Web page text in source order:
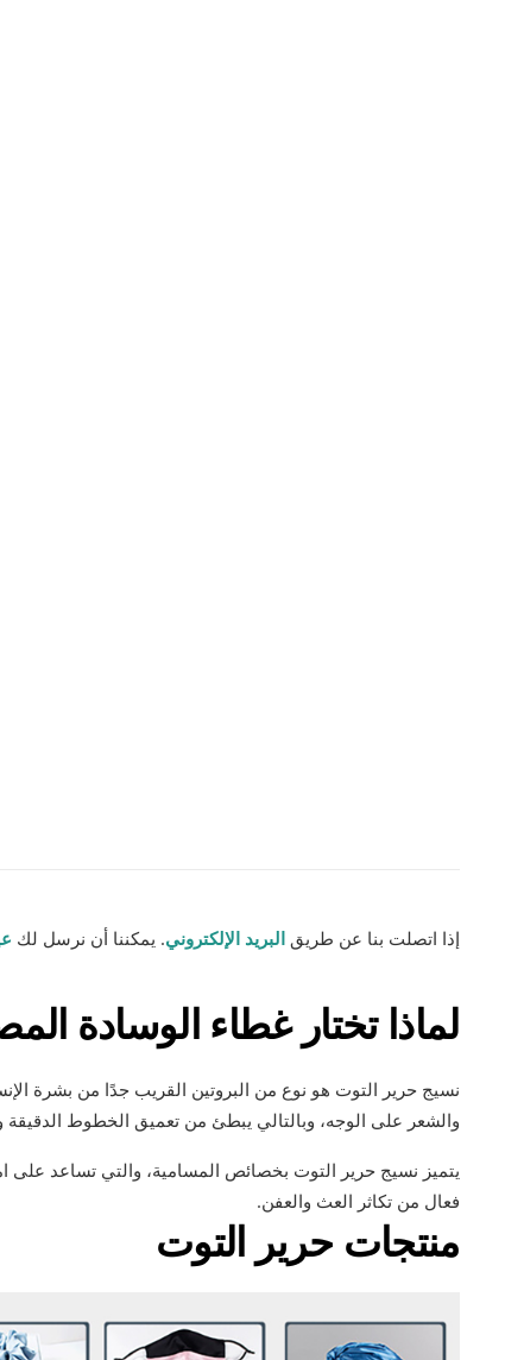
إذا اتصلت بنا عن طريقالبريد الإلكتروني. يمكننا أن نرسل لك
لماذا تختار غطاء الوسادة
نسيج حرير التوت هو نوع من البروتين القريب جدًا من بشرة
والشعر على الوجه، وبالتالي يبطئ من تعميق الخطوط الدقيقة
يتميز نسيج حرير التوت بخصائص المسامية، والتي تساعد على
فعال من تكاثر العث والعفن.
منتجات حرير التوت